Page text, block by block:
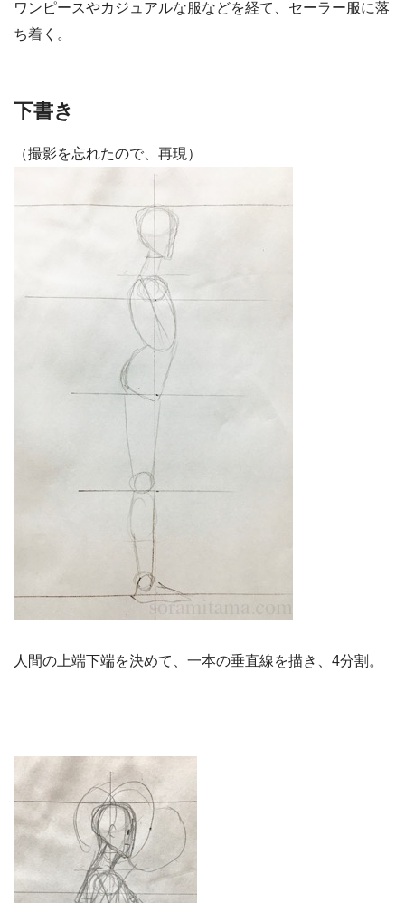
ワンピースやカジュアルな服などを経て、セーラー服に落
ち着く。
下書き
（撮影を忘れたので、再現）
人間の上端下端を決めて、一本の垂直線を描き、4分割。